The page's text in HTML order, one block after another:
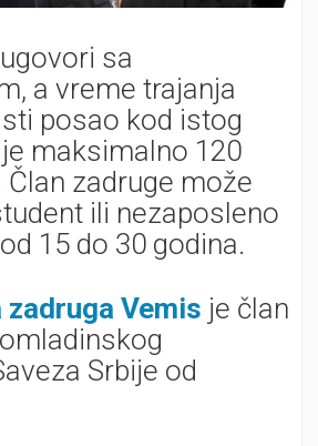
sa
a vreme trajanja
posao kod istog
maksimalno 120
Član zadruge može
ili nezaposleno
15 do 30 godina.
zadruga Vemis je član
Srbije od